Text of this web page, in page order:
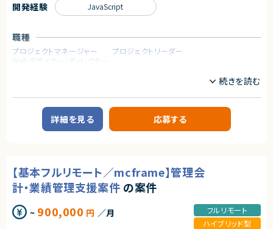
職種
プロジェクトマネージャー
プロジェクトリーダー
Webデザイナー/ディレクター
◆企業概要
デジタルマーケティング領域に強みを持ち、SNSを活用したプロモーションや
ブランド戦略を支援する企業です。
クライアントのビジネス成長を加速させるため、最新のテクノロジーとデー
タ分析を駆使し、効果的なマーケティング施策を展開しています。特に、SNS
◆事業内容
①SNS・インフルエンサーマーケティング
②ファン・コミュニティマーケティング
③戦略コンサルティング
④AIやWEB３を含むマーケティング＆開発
開発経験 JavaScript
詳細を見る 応募する
【基本フルリモート／mcframe】管理会
計・業績管理支援案件 の案件
~ 900,000 円 ／月
フルリモート
ハイブリッド型